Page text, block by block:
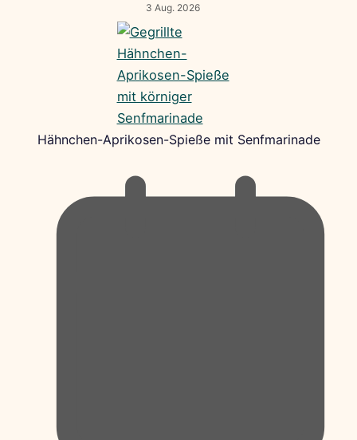
3 Aug. 2026
Hähnchen-Aprikosen-Spieße mit Senfmarinade